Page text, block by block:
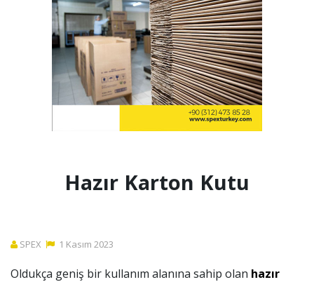
Hazır Karton Kutu
SPEX 1 Kasım 2023
Oldukça geniş bir kullanım alanına sahip olan hazır